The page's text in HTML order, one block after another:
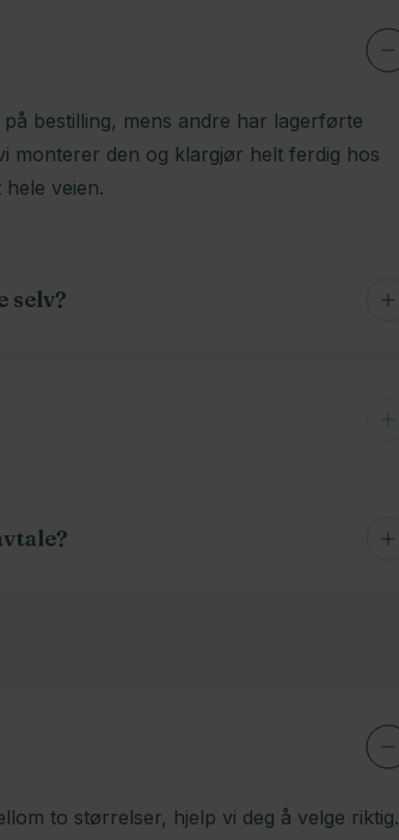
bestilling, mens andre har lagerførte
monterer den og klargjør helt ferdig hos
veien.
selv?
montert.
pall og koster dermed betrakelig mer.
det. Ta kontakt, så finner vi en
to størrelser, hjelp vi deg å velge riktig.